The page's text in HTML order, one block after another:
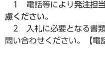
1 電話等により発注担
慮ください。
2 入札に必要となる書類
問い合わせください。【